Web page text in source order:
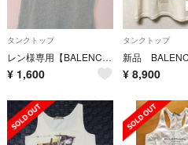
タンクトップ
レン様専用【BALENCIAGA】タンクトップ
¥ 1,600
タンクトップ
¥ 8,900